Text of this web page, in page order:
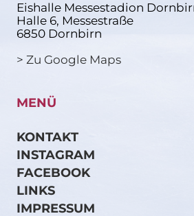
Eishalle Messestadion
Halle 6, Messestraße
6850 Dornbirn
> Zu Google Maps
MENÜ
KONTAKT
INSTAGRAM
FACEBOOK
LINKS
IMPRESSUM